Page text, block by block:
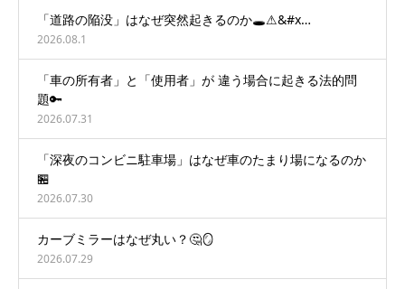
「道路の陥没」はなぜ突然起きるのか🕳️⚠&#x…
2026.08.1
「車の所有者」と「使用者」が 違う場合に起きる法的問
題🔑
2026.07.31
「深夜のコンビニ駐車場」はなぜ車のたまり場になるのか
🏪
2026.07.30
カーブミラーはなぜ丸い？🤔🪞
2026.07.29